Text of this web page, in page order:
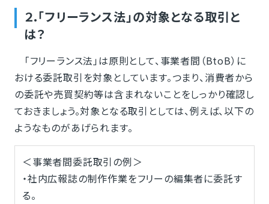
２.「フリーランス法」の対象となる取引と
は？
「フリーランス法」は原則として、事業者間（BtoB）に
おける委託取引を対象としています。つまり、消費者から
の委託や売買契約等は含まれないことをしっかり確認し
ておきましょう。対象となる取引としては、例えば、以下の
ようなものがあげられます。
＜事業者間委託取引の例＞
・社内広報誌の制作作業をフリーの編集者に委託す
る。